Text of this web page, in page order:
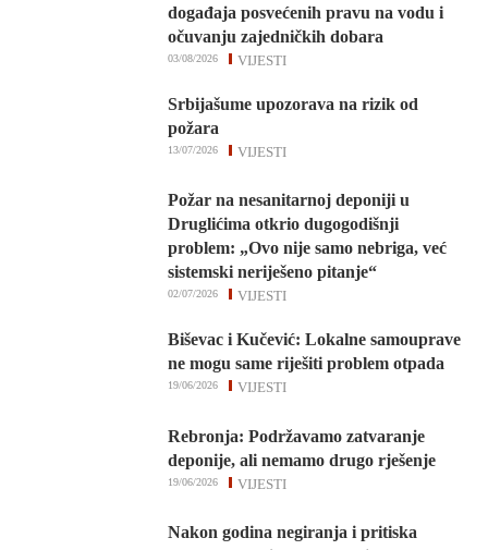
događaja posvećenih pravu na vodu i
očuvanju zajedničkih dobara
VIJESTI
03/08/2026
Srbijašume upozorava na rizik od
požara
VIJESTI
13/07/2026
Požar na nesanitarnoj deponiji u
Druglićima otkrio dugogodišnji
problem: „Ovo nije samo nebriga, već
sistemski neriješeno pitanje“
VIJESTI
02/07/2026
Biševac i Kučević: Lokalne samouprave
ne mogu same riješiti problem otpada
VIJESTI
19/06/2026
Rebronja: Podržavamo zatvaranje
deponije, ali nemamo drugo rješenje
VIJESTI
19/06/2026
Nakon godina negiranja i pritiska